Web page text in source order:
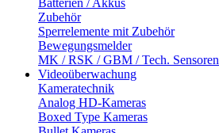
Zubehör
Sperrelemente mit Zubehör
Bewegungsmelder
MK / RSK / GBM / Tech. Sensoren
Videoüberwachung
Kameratechnik
Analog HD-Kameras
Boxed Type Kameras